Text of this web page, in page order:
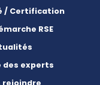
/ Certification
RSE
des experts